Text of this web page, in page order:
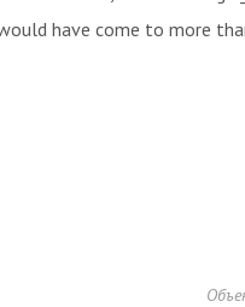
have come to more